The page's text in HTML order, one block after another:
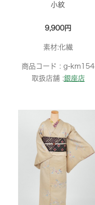
小紋
9,900円
素材:化繊
商品コード : g-km154
取扱店舗 :銀座店